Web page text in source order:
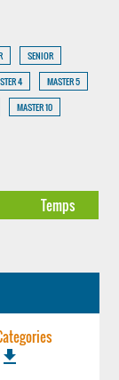
SENIOR
4
MASTER 5
MASTER 10
Temps
file_download